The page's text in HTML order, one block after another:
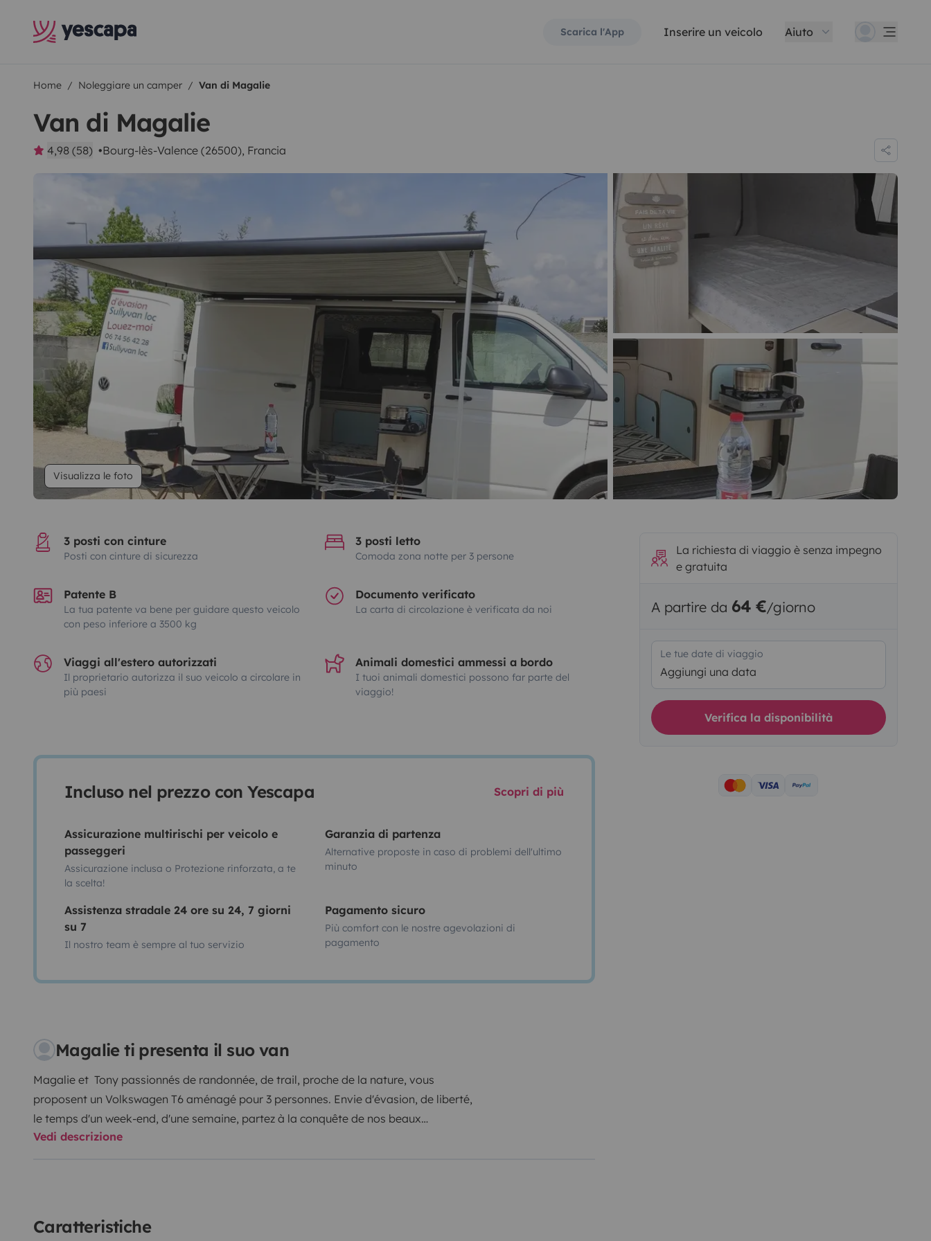
Scarica l'App Inserire un veicolo Aiuto
Home Noleggiare un camper Van di Magalie
Van di Magalie
4,98 (58) Bourg-lès-Valence (26500), Francia
Visualizza le foto
3 posti con cinture
Posti con cinture di sicurezza
3 posti letto
Comoda zona notte per 3 persone
Patente B
La tua patente va bene per guidare questo veicolo
con peso inferiore a 3500 kg
Documento verificato
La carta di circolazione è verificata da noi
Viaggi all'estero autorizzati
Il proprietario autorizza il suo veicolo a circolare in
più paesi
Animali domestici ammessi a bordo
I tuoi animali domestici possono far parte del
viaggio!
Incluso nel prezzo con Yescapa Scopri di più
Assicurazione multirischi per veicolo e
passeggeri
Assicurazione inclusa o Protezione rinforzata, a te
la scelta!
Garanzia di partenza
Alternative proposte in caso di problemi dell'ultimo
minuto
Assistenza stradale 24 ore su 24, 7 giorni
su 7
Il nostro team è sempre al tuo servizio
Pagamento sicuro
Più comfort con le nostre agevolazioni di
pagamento
Magalie ti presenta il suo van
Magalie et Tony passionnés de randonnée, de trail, proche de la nature, vous
proposent un Volkswagen T6 aménagé pour 3 personnes. Envie d'évasion, de liberté,
le temps d'un week-end, d'une semaine, partez à la conquête de nos beaux
départements ' Drôme et Ardèche'.
Batterie auxiliaire qui vous permet une autonomie de 3 ou 4 jours en fixe. Prises USB
Vedi descrizione
Caratteristiche
La richiesta di viaggio è senza impegno
e gratuita
A partire da 64 €/giorno
Le tue date di viaggio
Aggiungi una data
Verifica la disponibilità